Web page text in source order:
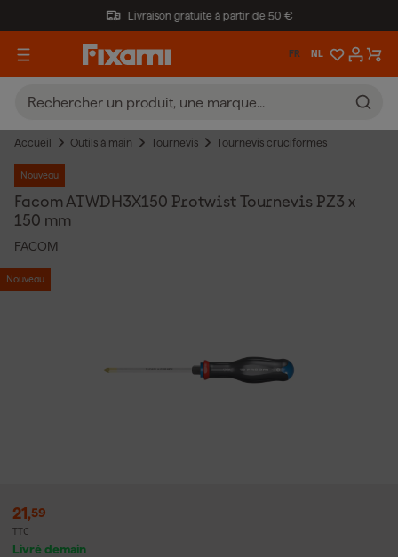
Livraison gratuite à partir de 50 €
FR NL
Accueil Outils à main Tournevis Tournevis cruciformes
Nouveau
Facom ATWDH3X150 Protwist Tournevis PZ3 x
150 mm
FACOM
Nouveau
21,59
TTC
Livré demain